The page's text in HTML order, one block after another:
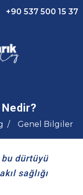
+90 537 500 15 37
Genel Bilgiler
dürtüyü
sağlığı